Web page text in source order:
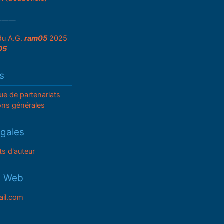
A.G. ram052025
de partenariats
générales
d'auteur
Web